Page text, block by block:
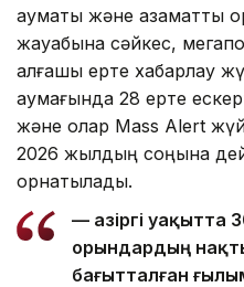
аумақтық және азаматтық
жауабына сәйкес,
алғашқы ерте хабарлау
аумағында 28 ерте
және олар Mass Alert
2026 жылдың соңына
орнатылады.
— Қазіргі уақытта
орындардың
бағытталған